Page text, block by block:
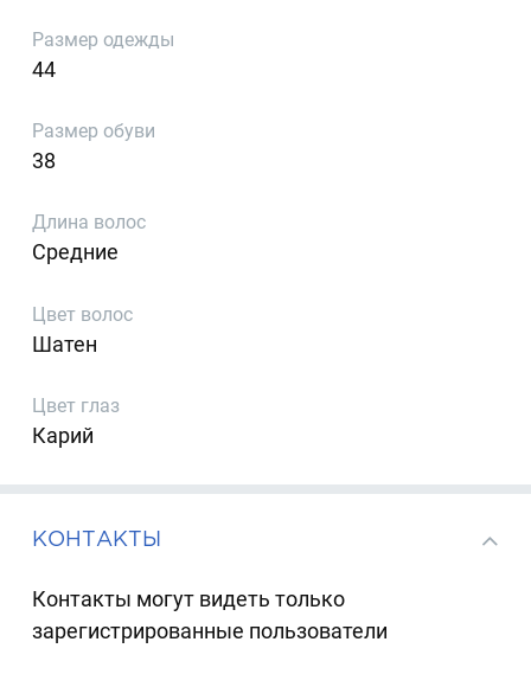
Размер одежды
44
Размер обуви
38
Длина волос
Средние
Цвет волос
Шатен
Цвет глаз
Карий
КОНТАКТЫ
Контакты могут видеть только
зарегистрированные пользователи